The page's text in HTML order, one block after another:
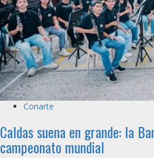
Conarte
Caldas suena en grande: la
campeonato mundial